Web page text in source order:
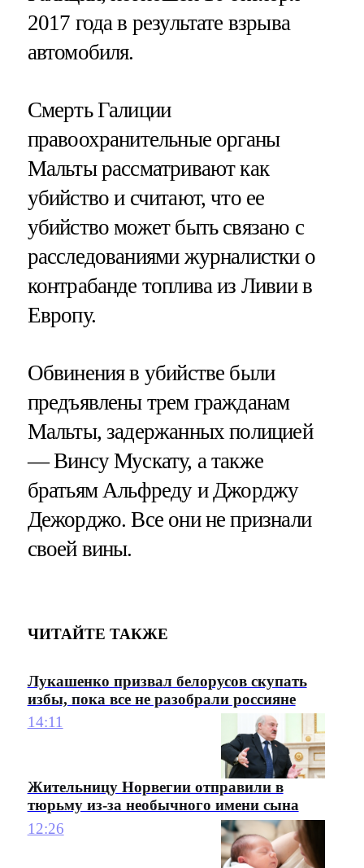
2017 года в результате взрыва
автомобиля.
Смерть Галиции
правоохранительные органы
Мальты рассматривают как
убийство и считают, что ее
убийство может быть связано с
расследованиями журналистки о
контрабанде топлива из Ливии в
Европу.
Обвинения в убийстве были
предъявлены трем гражданам
Мальты, задержанных полицией
— Винсу Мускату, а также
братьям Альфреду и Джорджу
Дежорджо. Все они не признали
своей вины.
ЧИТАЙТЕ ТАКЖЕ
Лукашенко призвал белорусов скупать
избы, пока все не разобрали россияне
14:11
Жительницу Норвегии отправили в
тюрьму из-за необычного имени сына
12:26